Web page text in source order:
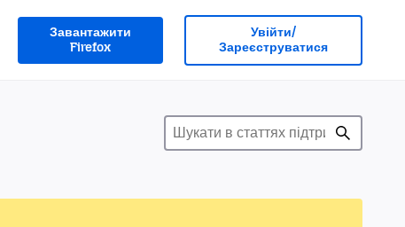
Завантажити
Firefox
Увійти/
Зареєструватися